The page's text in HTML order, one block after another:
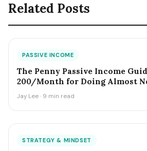
Related Posts
PASSIVE INCOME
The Penny Passive Income
200/Month for Doing Almost
Jay Lee · 9 min read
STRATEGY & MINDSET